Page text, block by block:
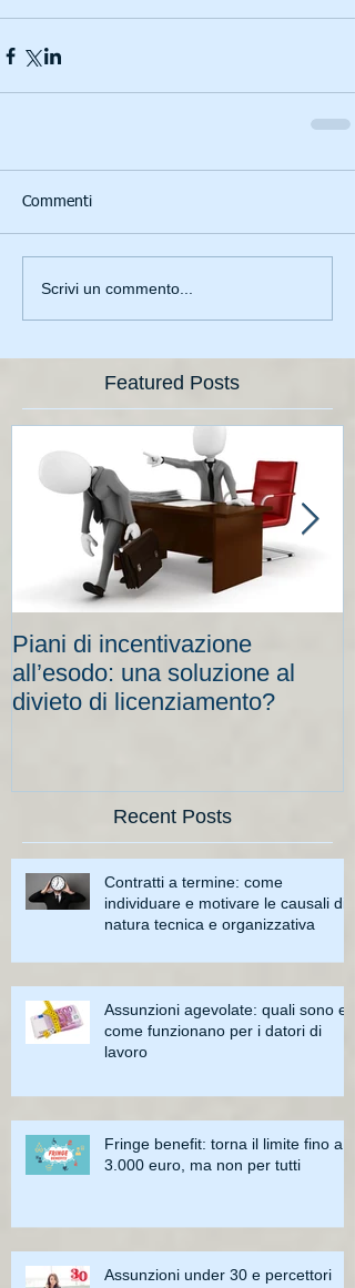
Commenti
Scrivi un commento...
Featured Posts
Piani di incentivazione
all’esodo: una soluzione al
divieto di licenziamento?
Recent Posts
Contratti a termine: come
individuare e motivare le causali di
natura tecnica e organizzativa
Assunzioni agevolate: quali sono e
come funzionano per i datori di
lavoro
Fringe benefit: torna il limite fino a
3.000 euro, ma non per tutti
Assunzioni under 30 e percettori